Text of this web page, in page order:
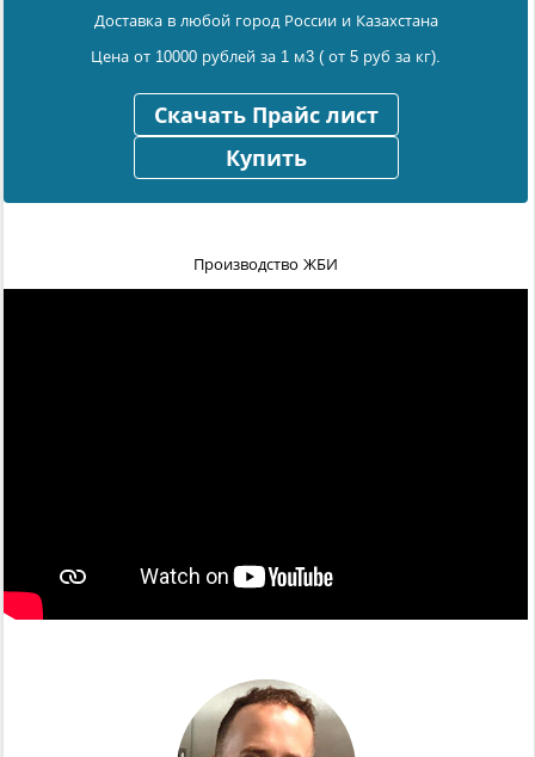
Доставка в любой город России и Казахстана
Цена от 10000 рублей за 1 м3 ( от 5 руб за кг).
Скачать Прайс лист
Купить
Производство ЖБИ